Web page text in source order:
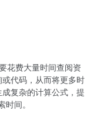
花费大量时间查阅资
代码，从而将更多时
复杂的计算公式，提
时间。